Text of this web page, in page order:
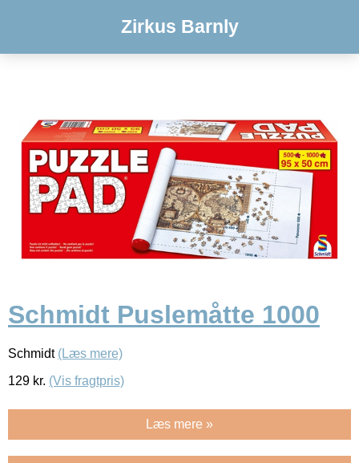
Zirkus Barnly
Schmidt Puslemåtte 1000
Schmidt (Læs mere)
129 kr. (Vis fragtpris)
Læs mere »